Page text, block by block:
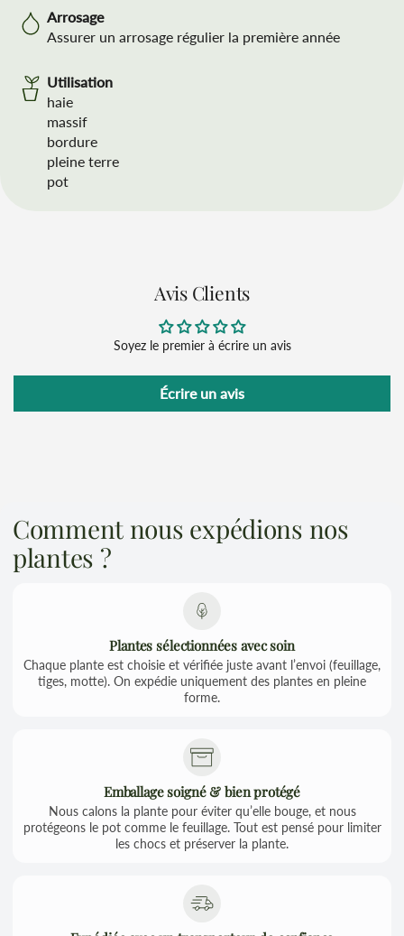
Arrosage
Assurer un arrosage régulier la première année
Utilisation
haie
massif
bordure
pleine terre
pot
Avis Clients
Soyez le premier à écrire un avis
Écrire un avis
Comment nous expédions nos
plantes ?
Plantes sélectionnées avec soin
Chaque plante est choisie et vérifiée juste avant l’envoi (feuillage,
tiges, motte). On expédie uniquement des plantes en pleine
forme.
Emballage soigné & bien protégé
Nous calons la plante pour éviter qu’elle bouge, et nous
protégeons le pot comme le feuillage. Tout est pensé pour limiter
les chocs et préserver la plante.